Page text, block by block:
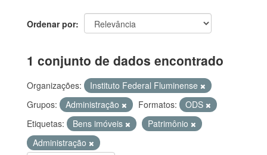
Ordenar por
1 conjunto de dados encontrado
Organizações:
Instituto Federal Fluminense
Grupos:
Administração Formatos:
ODS
Etiquetas:
Bens imóveis
Patrimônio
Administração